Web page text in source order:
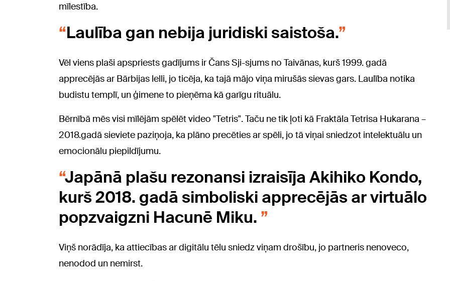
mīlestība.
Laulība gan nebija juridiski saistoša.
Vēl viens plaši apspriests gadījums ir Čans Sji-sjums no Taivānas, kurš 1999. gadā
apprecējās ar Bārbijas lelli, jo ticēja, ka tajā mājo viņa mirušās sievas gars. Laulība notika
budistu templī, un ģimene to pieņēma kā garīgu rituālu.
Bērnībā mēs visi mīlējām spēlēt video "Tetris". Taču ne tik ļoti kā Fraktāla Tetrisa Hukarana –
2018.gadā sieviete paziņoja, ka plāno precēties ar spēli, jo tā viņai sniedzot intelektuālu un
emocionālu piepildījumu.
Japānā plašu rezonansi izraisīja Akihiko Kondo,
kurš 2018. gadā simboliski apprecējās ar virtuālo
popzvaigzni Hacunē Miku.
Viņš norādīja, ka attiecības ar digitālu tēlu sniedz viņam drošību, jo partneris nenoveco,
nenodod un nemirst.